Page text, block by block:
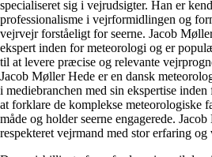
specialiseret sig i vejrudsigter. Han er
professionalisme i vejrformidlingen og
vejrvejr forståeligt for seerne. Jacob
ekspert inden for meteorologi og er
til at levere præcise og relevante
Jacob Møller Hede er en dansk
i mediebranchen med sin ekspertise
at forklare de komplekse meteorologiske
måde og holder seerne engagerede.
respekteret vejrmand med stor erfaring